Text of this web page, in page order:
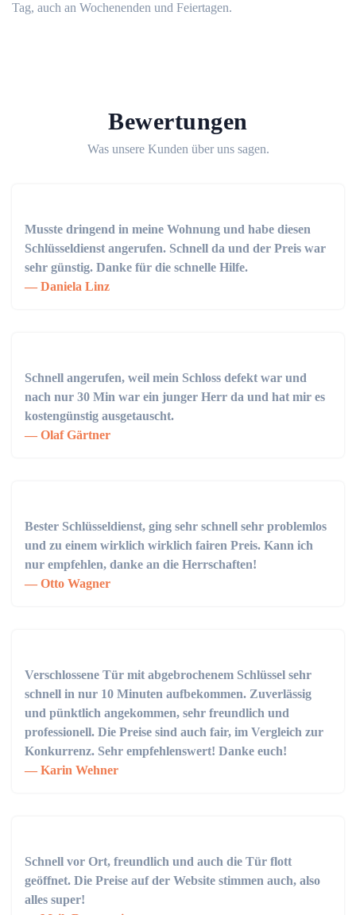
Tag, auch an Wochenenden und Feiertagen.
Bewertungen
Was unsere Kunden über uns sagen.
Musste dringend in meine Wohnung und habe diesen
Schlüsseldienst angerufen. Schnell da und der Preis war
sehr günstig. Danke für die schnelle Hilfe.
Daniela Linz
Schnell angerufen, weil mein Schloss defekt war und
nach nur 30 Min war ein junger Herr da und hat mir es
kostengünstig ausgetauscht.
Olaf Gärtner
Bester Schlüsseldienst, ging sehr schnell sehr problemlos
und zu einem wirklich wirklich fairen Preis. Kann ich
nur empfehlen, danke an die Herrschaften!
Otto Wagner
Verschlossene Tür mit abgebrochenem Schlüssel sehr
schnell in nur 10 Minuten aufbekommen. Zuverlässig
und pünktlich angekommen, sehr freundlich und
professionell. Die Preise sind auch fair, im Vergleich zur
Konkurrenz. Sehr empfehlenswert! Danke euch!
Karin Wehner
Schnell vor Ort, freundlich und auch die Tür flott
geöffnet. Die Preise auf der Website stimmen auch, also
alles super!